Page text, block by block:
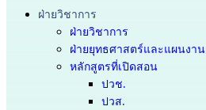
ฝ่ายวิชาการ
ฝ่ายวิชาการ
ฝ่ายยุทธศาสตร์และแผนงาน
หลักสูตรที่เปิดสอน
ปวช.
ปวส.